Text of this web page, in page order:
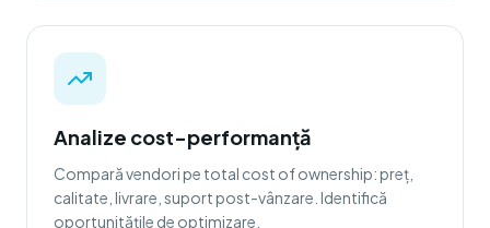
Analize cost-performanță
Compară vendori pe total cost of ownership: preț,
calitate, livrare, suport post-vânzare. Identifică
oportunitățile de optimizare.